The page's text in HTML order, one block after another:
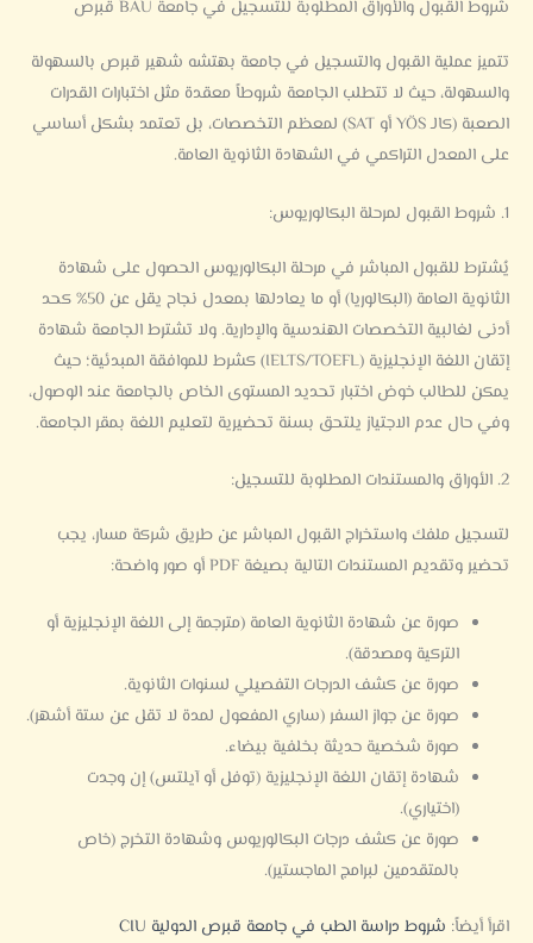
شروط القبول والأوراق المطلوبة للتسجيل في جامعة BAU قبرص
تتميز عملية القبول والتسجيل في جامعة بهتشه شهير قبرص بالسهولة
والسهولة، حيث لا تتطلب الجامعة شروطاً معقدة مثل اختبارات القدرات
الصعبة (كالـ YÖS أو SAT) لمعظم التخصصات، بل تعتمد بشكل أساسي
على المعدل التراكمي في الشهادة الثانوية العامة.
1. شروط القبول لمرحلة البكالوريوس:
يُشترط للقبول المباشر في مرحلة البكالوريوس الحصول على شهادة
الثانوية العامة (البكالوريا) أو ما يعادلها بمعدل نجاح يقل عن 50% كحد
أدنى لغالبية التخصصات الهندسية والإدارية. ولا تشترط الجامعة شهادة
إتقان اللغة الإنجليزية (IELTS/TOEFL) كشرط للموافقة المبدئية؛ حيث
يمكن للطالب خوض اختبار تحديد المستوى الخاص بالجامعة عند الوصول،
وفي حال عدم الاجتياز يلتحق بسنة تحضيرية لتعليم اللغة بمقر الجامعة.
2. الأوراق والمستندات المطلوبة للتسجيل:
لتسجيل ملفك واستخراج القبول المباشر عن طريق شركة مسار، يجب
تحضير وتقديم المستندات التالية بصيغة PDF أو صور واضحة:
صورة عن شهادة الثانوية العامة (مترجمة إلى اللغة الإنجليزية أو
التركية ومصدقة).
صورة عن كشف الدرجات التفصيلي لسنوات الثانوية.
صورة عن جواز السفر (ساري المفعول لمدة لا تقل عن ستة أشهر).
صورة شخصية حديثة بخلفية بيضاء.
شهادة إتقان اللغة الإنجليزية (توفل أو آيلتس) إن وجدت
(اختياري).
صورة عن كشف درجات البكالوريوس وشهادة التخرج (خاص
بالمتقدمين لبرامج الماجستير).
اقرأ أيضاً: شروط دراسة الطب في جامعة قبرص الدولية CIU